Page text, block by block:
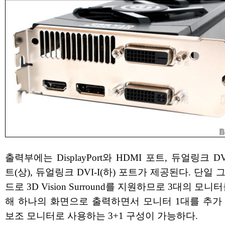
출력부에는 DisplayPort와 HDMI 포트, 듀얼링크
트(상), 듀얼링크 DVI-I(하) 포트가 제공된다. 단일
드로 3D Vision Surround를 지원하므로 3대의 모니
해 하나의 화면으로 출력하면서 모니터 1대를 추가
보조 모니터로 사용하는 3+1 구성이 가능하다.